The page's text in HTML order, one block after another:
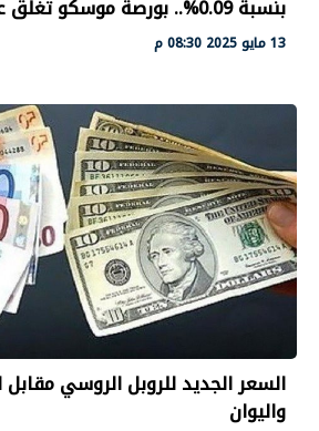
بنسبة 0.09%.. بورصة موسكو تغلق على ارتفاع
13 مايو 2025 08:30 م
السعر الجديد للروبل الروسي مقابل
واليوان